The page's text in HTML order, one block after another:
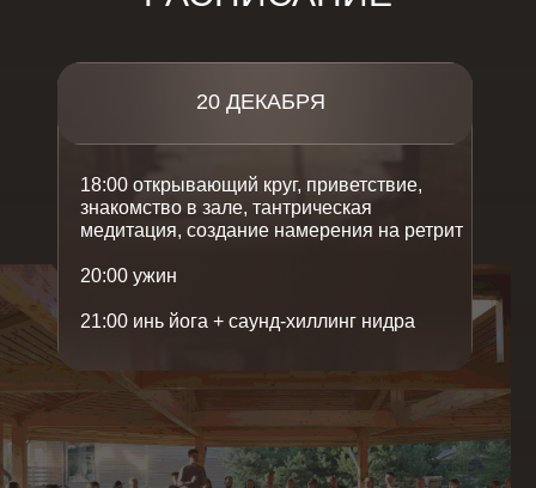
18:00 открывающий круг, приветствие,
знакомство в зале, тантрическая
медитация, создание намерения на ретрит
20:00 ужин
21:00 инь йога + саунд-хиллинг нидра
20 ДЕКАБРЯ